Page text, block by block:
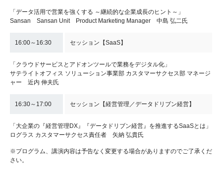
「データ活用で営業を強くする ～継続的な企業成長のヒント～」
Sansan Sansan Unit Product Marketing Manager 中島 弘二氏
16:00～16:30 セッション【SaaS】
「クラウドサービスとアドオンツールで業務をデジタル化」
サテライトオフィス ソリューション事業部 カスタマーサクセス部 マネージ
ャー 近内 伸夫氏
16:30～17:00 セッション【経営管理／データドリブン経営】
「大企業の『経営管理DX』『データドリブン経営』を推進するSaaSとは」
ログラス カスタマーサクセス責任者 矢納 弘貴氏
※プログラム、講演内容は予告なく変更する場合がありますのでご了承くだ
さい。